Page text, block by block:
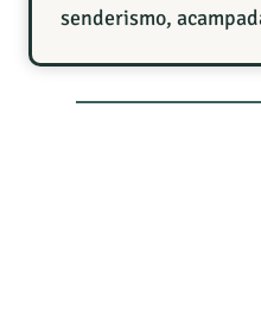
senderismo,